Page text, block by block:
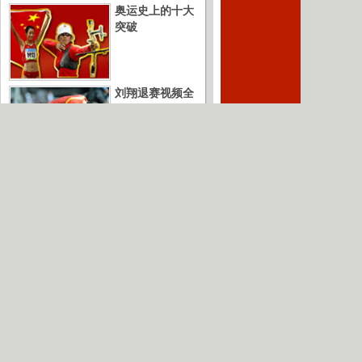
奥运史上的十大
突破
刘翔退赛视频全